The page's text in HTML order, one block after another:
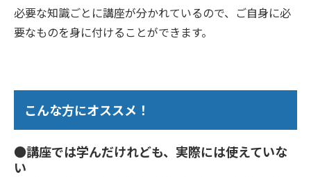
必要な知識ごとに講座が分かれているので、ご自身に必
要なものを身に付けることができます。
こんな方にオススメ！
●講座では学んだけれども、実際には使えていな
い